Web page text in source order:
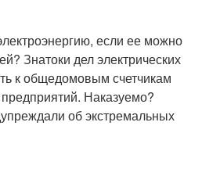
если ее можно
Знатоки дел электрических
к общедомовым счетчикам
Наказуемо?
об экстремальных